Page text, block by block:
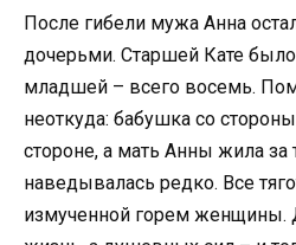
После гибели мужа Анна
дочерьми. Старшей Кате
младшей – всего восемь.
неоткуда: бабушка со
стороне, а мать Анны жила за
наведывалась редко. Все
измученной горем женщины.